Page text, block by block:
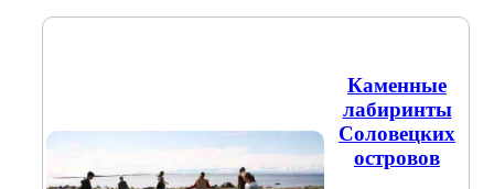
Каменные
лабиринты
Соловецких
островов